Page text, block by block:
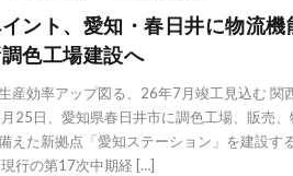
ント、愛知・春日井に物流機
色工場建設へ
産効率アップ図る、26年7月竣工見込む 関
25日、愛知県春日井市に調色工場、販売
えた新拠点「愛知ステーション」を建設す
行の第17次中期経 […]